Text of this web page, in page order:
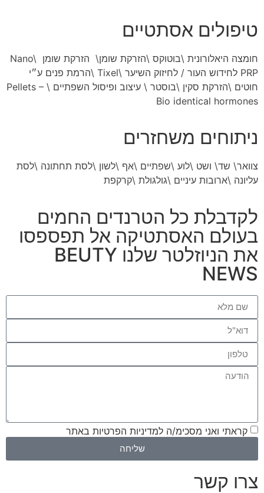
טיפולים אסתטיים
חומצה היאלורונית \בוטוקס \הזרקת שומן\ הזרקת שומן Nano \
PRP לחידוש העור
/ לחיזוק השיער \
Tixel
\הרמת פנים ע״י
חוטים \הזרקת סקין \בוסטר \ עיצוב ופיסול השפתיים \ Pellets –
Bio identical hormones
ניתוחים משחזרים
צוואר\ שד\ ושט \לוע \שפתיים \אף \לשון \לסת תחתונה \לסת
עליונה \ארובות עיניים \גולגולת \קרקפת
לקדבלת כל הטרנדים החמים
בעולם האסתטיקה אל תפספסו
את הניוזלטר שלנו BEUTY
NEWS
קראתי ואני מסכימ/ה למדיניות הפרטיות באתר
שליחה
צרו קשר